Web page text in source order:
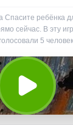
Спасите ребёнка
сейчас. В эту
5 человек